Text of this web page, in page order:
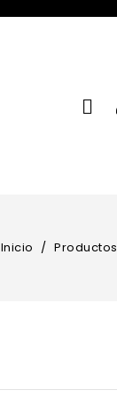
Inicio Productos